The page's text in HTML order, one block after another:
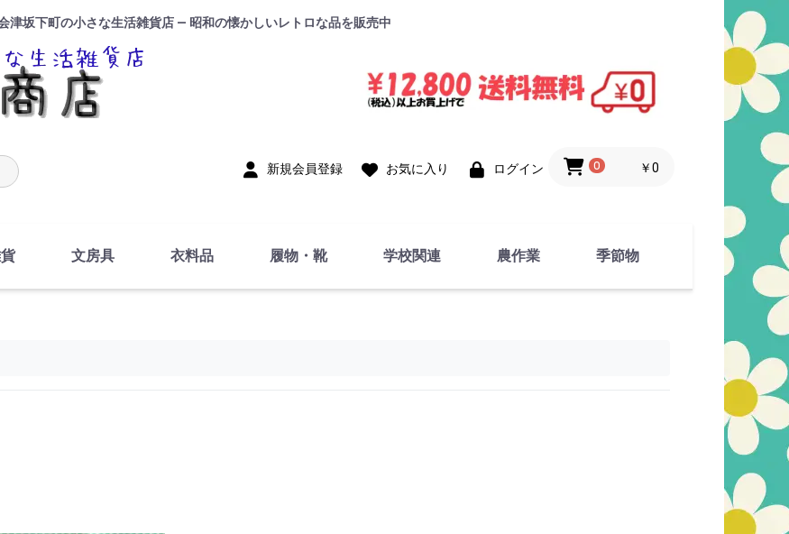
津坂下町の小さな生活雑貨店 — 昭和の懐かしいレトロな品を販売中
新規会員登録 お気に入り ログイン 0 ￥0
文房具 衣料品 履物・靴 学校関連 農作業 季節物